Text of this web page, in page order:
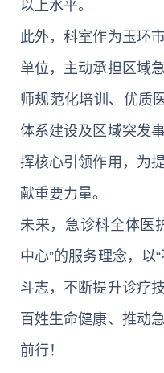
以上水平。
此外，科室作为玉环
单位，主动承担区域
师规范化培训、优质
体系建设及区域突发
挥核心引领作用，为
献重要力量。
未来，急诊科全体医
中心”的服务理念，以
斗志，不断提升诊疗
百姓生命健康、推动
前行！